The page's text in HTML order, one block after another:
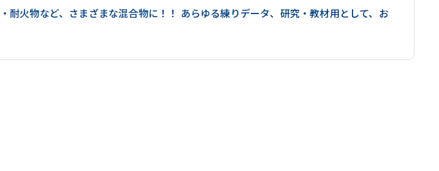
耐火物など、さまざまな混合物に！！ あらゆる練りデータ、研究・教材用として、お